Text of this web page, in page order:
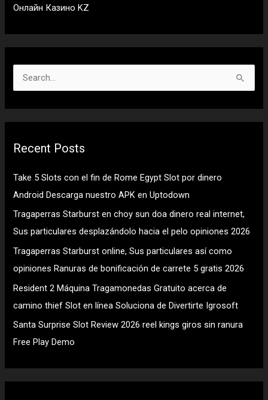
Онлайн Казино KZ
c
r
:
Recent Posts
Take 5 Slots con el fin de Rome Egypt Slot por dinero
Android Descarga nuestro APK en Uptodown
Tragaperras Starburst en choy sun doa dinero real internet,
Sus particulares desplazándolo hacia el pelo opiniones 2026
Tragaperras Starburst online, Sus particulares así­ como
opiniones Ranuras de bonificación de carrete 5 gratis 2026
Resident 2 Máquina Tragamonedas Gratuito acerca de
camino thief Slot en línea Soluciona de Divertirte Igrosoft
Santa Surprise Slot Review 2026 reel kings giros sin ranura
Free Play Demo